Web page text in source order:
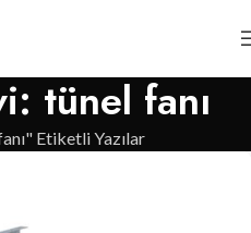
tünel fanı
Etiketli Yazılar